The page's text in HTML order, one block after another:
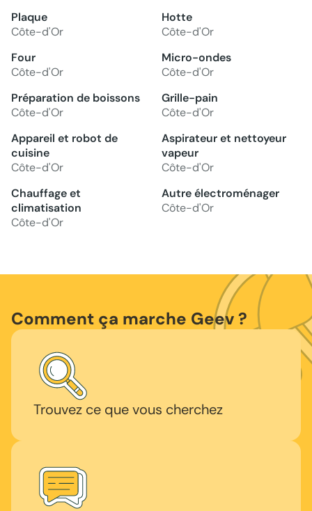
Plaque
Côte-d'Or
Hotte
Côte-d'Or
Four
Côte-d'Or
Micro-ondes
Côte-d'Or
Préparation de boissons
Côte-d'Or
Grille-pain
Côte-d'Or
Appareil et robot de
cuisine
Côte-d'Or
Aspirateur et nettoyeur
vapeur
Côte-d'Or
Chauffage et
climatisation
Côte-d'Or
Autre électroménager
Côte-d'Or
Comment ça marche Geev ?
Trouvez ce que vous cherchez